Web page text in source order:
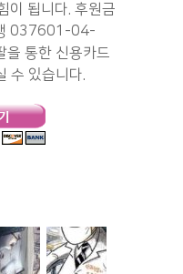
이 됩니다. 후원금
037601-04-
통한 신용카드
수 있습니다.